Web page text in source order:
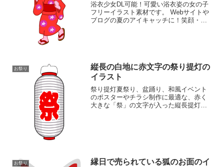
浴衣少女DL可能！可愛い浴衣姿の女の子
フリーイラスト素材です。 Webサイトや
ブログの夏のアイキャッチに！笑顔・元
お祭り
縦長の白地に赤文字の祭り提灯の
イラスト
祭り提灯夏祭り、盆踊り、和風イベント
のポスターやチラシ制作に最適な、赤く
大きな「祭」の文字が入った縦長提灯の
お祭り
縁日で売られている狐のお面のイ